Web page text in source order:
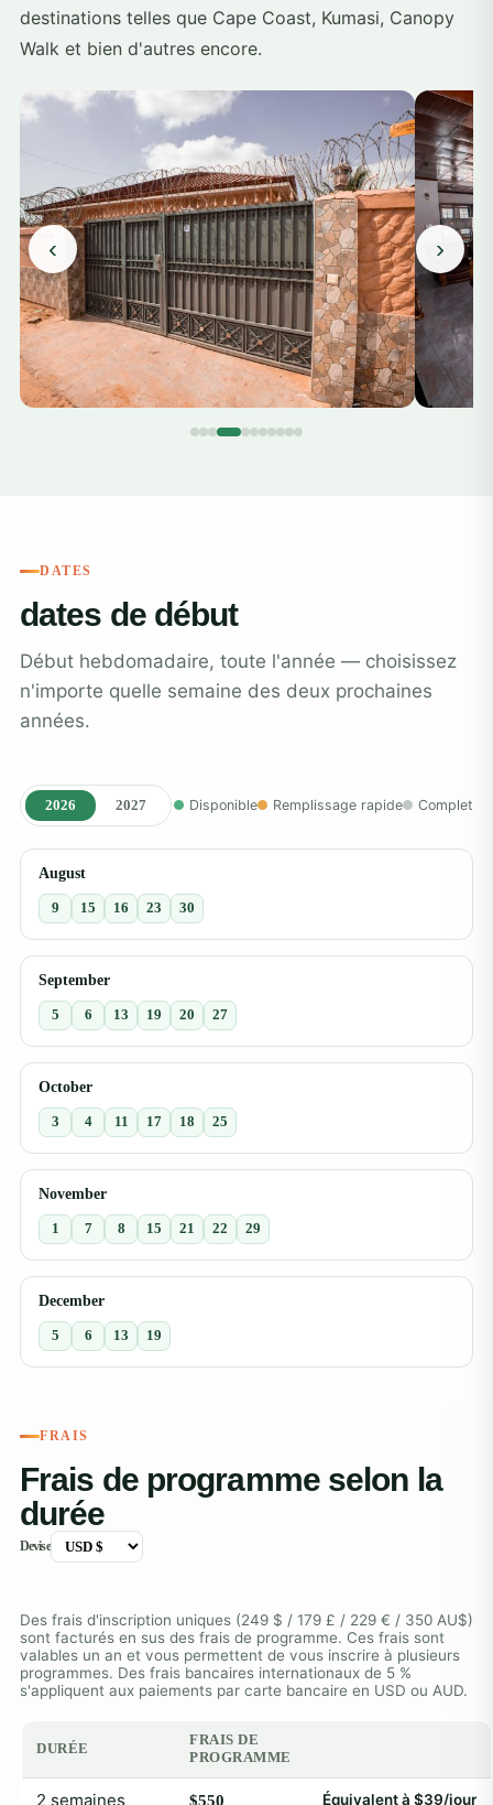
destinations telles que Cape Coast, Kumasi, Canopy
Walk et bien d'autres encore.
‹ ›
DATES
dates de début
Début hebdomadaire, toute l'année — choisissez
n'importe quelle semaine des deux prochaines
années.
2026 2027 Disponible Remplissage rapide Complet
August
9 15 16 23 30
September
5 6 13 19 20 27
October
3 4 11 17 18 25
November
1 7 8 15 21 22 29
December
5 6 13 19
FRAIS
Frais de programme selon la
durée
Devise
Des frais d'inscription uniques (249 $ / 179 £ / 229 € / 350 AU$)
sont facturés en sus des frais de programme. Ces frais sont
valables un an et vous permettent de vous inscrire à plusieurs
programmes. Des frais bancaires internationaux de 5 %
s'appliquent aux paiements par carte bancaire en USD ou AUD.
DURÉE
FRAIS DE
PROGRAMME
2 semaines $550 Équivalent à $39/jour